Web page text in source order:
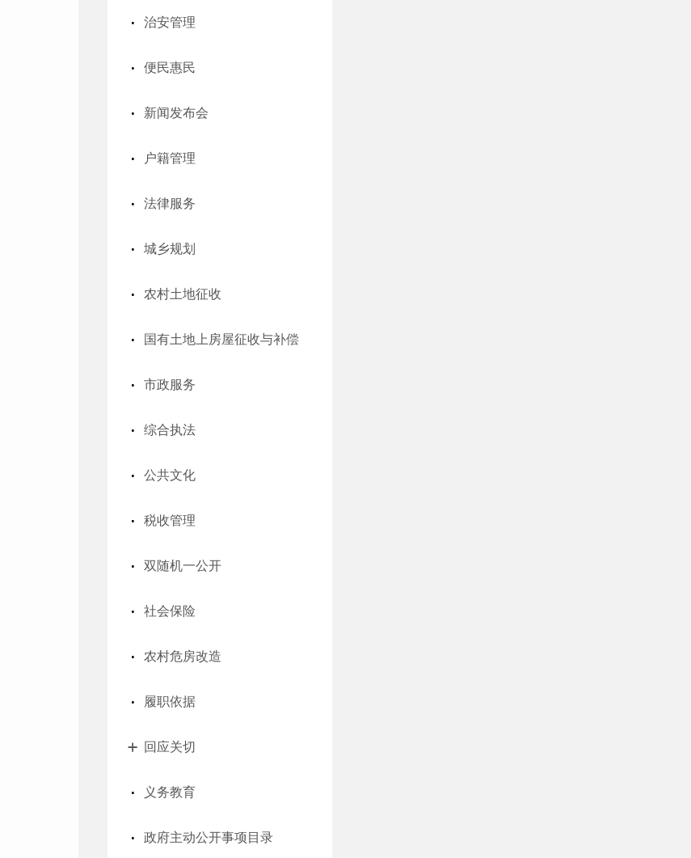
治安管理
便民惠民
新闻发布会
户籍管理
法律服务
城乡规划
农村土地征收
国有土地上房屋征收与补偿
市政服务
综合执法
公共文化
税收管理
双随机一公开
社会保险
农村危房改造
履职依据
回应关切
义务教育
政府主动公开事项目录